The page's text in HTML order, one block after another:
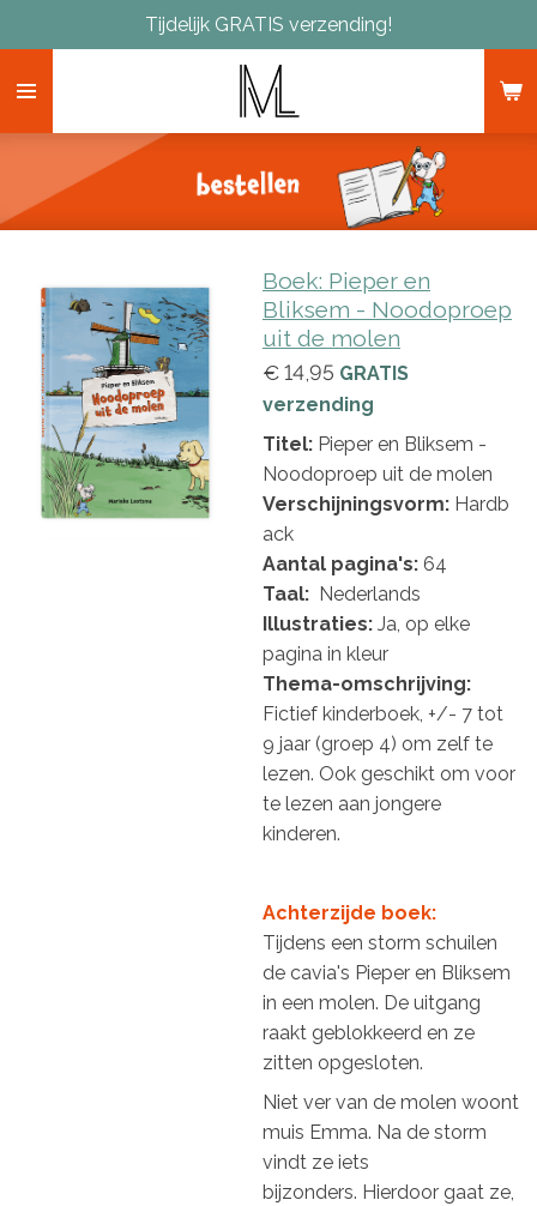
direct
naar
Tijdelijk GRATIS verzending!
Boek: Pieper en
Bliksem - Noodoproep
uit de molen
€ 14,95 GRATIS
verzending
Titel: Pieper en Bliksem -
Noodoproep uit de molen
Verschijningsvorm: Hardb
ack
Aantal pagina's: 64
Taal: Nederlands
Illustraties: Ja, op elke
pagina in kleur
Thema-omschrijving:
Fictief kinderboek, +/- 7 tot
9 jaar (groep 4) om zelf te
lezen. Ook geschikt om voor
te lezen aan jongere
kinderen.
Achterzijde boek:
Tijdens een storm schuilen
de cavia's Pieper en Bliksem
in een molen. De uitgang
raakt geblokkeerd en ze
zitten opgesloten.
Niet ver van de molen woont
muis Emma. Na de storm
vindt ze iets
bijzonders. Hierdoor gaat ze,